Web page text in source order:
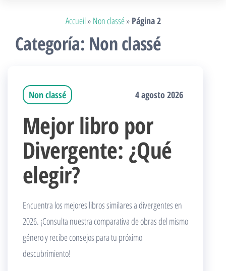
Accueil» Non classé» Página 2
Categoría: Non classé
Non classé 4 agosto 2026
Mejor libro por
Divergente: ¿Qué
elegir?
Encuentra los mejores libros similares a divergentes en
2026. ¡Consulta nuestra comparativa de obras del mismo
género y recibe consejos para tu próximo
descubrimiento!